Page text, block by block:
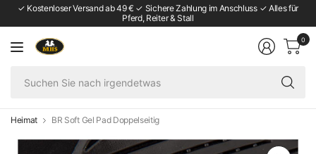
✓ Kostenloser Versand ab 49 € ✓ Sichere Zahlung im Anschluss ✓ Alles für
Pferd, Reiter & Stall
0
Heimat BR Soft Gel Pad Doppelseitig